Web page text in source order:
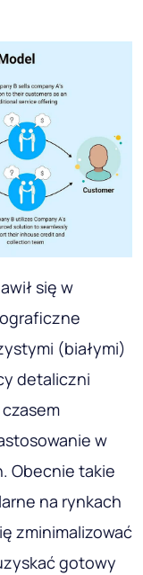
się w
(białymi)
detaliczni
w
Obecnie takie
na rynkach
zminimalizować
gotowy